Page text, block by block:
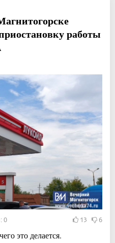
работы
0 13 6
это делается.